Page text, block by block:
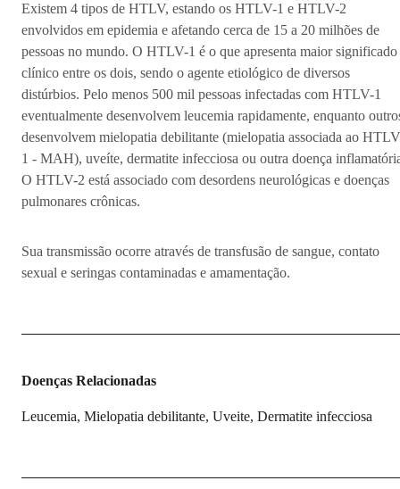
Existem 4 tipos de HTLV, estando os HTLV-1 e HTLV-2
envolvidos em epidemia e afetando cerca de 15 a 20 milhões de
pessoas no mundo. O HTLV-1 é o que apresenta maior significado
clínico entre os dois, sendo o agente etiológico de diversos
distúrbios. Pelo menos 500 mil pessoas infectadas com HTLV-1
eventualmente desenvolvem leucemia rapidamente, enquanto
desenvolvem mielopatia debilitante (mielopatia associada ao
1 - MAH), uveíte, dermatite infecciosa ou outra doença
O HTLV-2 está associado com desordens neurológicas e doenças
pulmonares crônicas.
Sua transmissão ocorre através de transfusão de sangue, contato
sexual e seringas contaminadas e amamentação.
Doenças Relacionadas
Leucemia, Mielopatia debilitante, Uveite, Dermatite infecciosa